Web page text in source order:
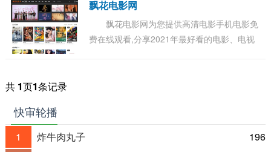
流互...
飘花电影网
飘花电影网为您提供高清电影手机电影免
费在线观看,分享2021年最好看的电影、电视
共 1页1条记录
快审轮播
1 炸牛肉丸子
196